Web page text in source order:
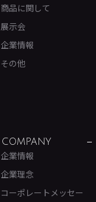
商品に関して
展示会
企業情報
その他
COMPANY
企業情報
企業理念
コーポレートメッセー